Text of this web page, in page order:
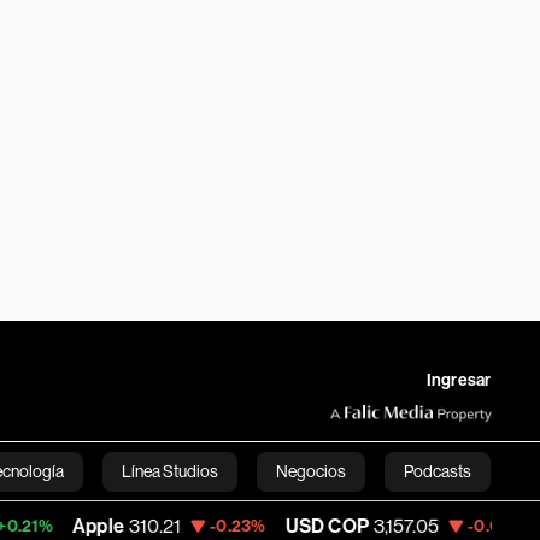
Ingresar
Línea Studios Negocios Podcasts
English
310.21 -0.23% USD COP 3,157.05 -0.60% Tesla